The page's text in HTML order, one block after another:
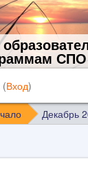
(Вход)
Декабрь